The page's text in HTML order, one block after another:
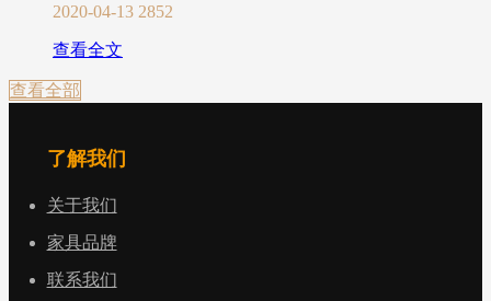
2020-04-13 2852
查看全文
查看全部
了解我们
关于我们
家具品牌
联系我们